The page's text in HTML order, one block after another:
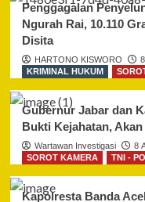
Penggagalan
Ngurah Rai, 10.110
Disita
HARTONO KISWORO
KRIMINAL HUKUM
Gubernur Jabar dan
Bukti Kejahatan,
Wartawan Investigasi 8
SOROT KAMERA
TNI -
Kapolresta Banda